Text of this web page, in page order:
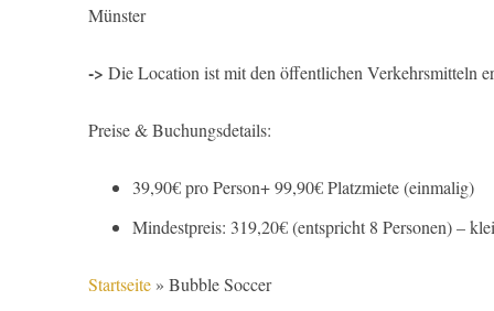
Münster
-> Die Location ist mit den öffentlichen Verkehrsmitteln
Preise & Buchungsdetails:
39,90€ pro Person+ 99,90€ Platzmiete (einmalig)
Mindestpreis: 319,20€ (entspricht 8 Personen) –
Startseite » Bubble Soccer